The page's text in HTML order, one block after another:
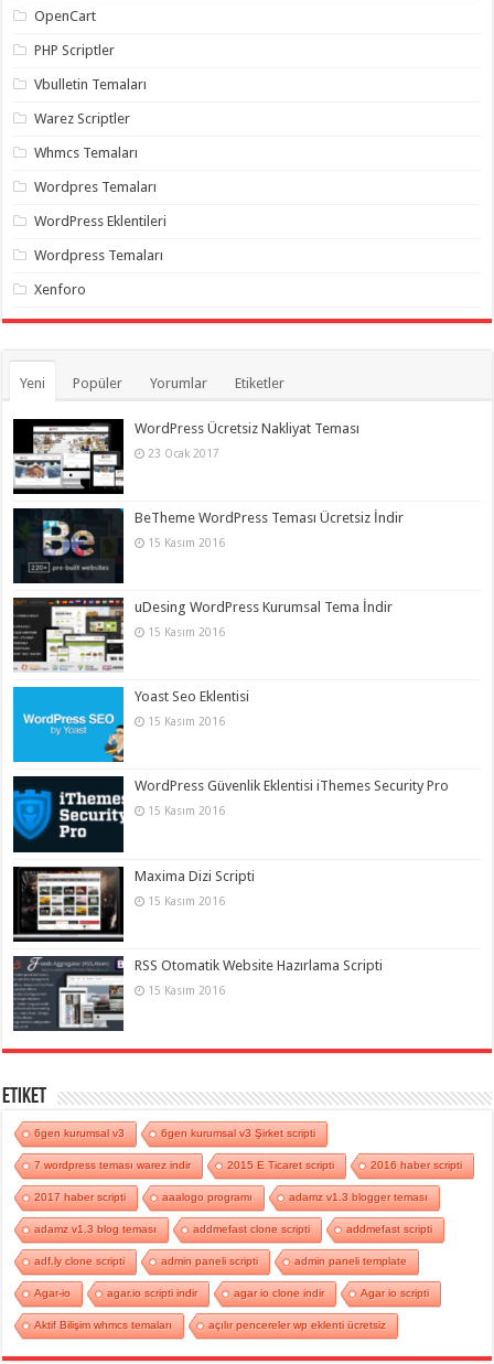
gaziantep
gaziantep
twitter
hilesi ,
takipçi
instagram
hilesi ,
OpenCart
PHP Scriptler
Vbulletin Temaları
Warez Scriptler
Whmcs Temaları
Wordpres Temaları
WordPress Eklentileri
Wordpress Temaları
Xenforo
Yeni Popüler Yorumlar Etiketler
WordPress Ücretsiz Nakliyat Teması
23 Ocak 2017
BeTheme WordPress Teması Ücretsiz İndir
15 Kasım 2016
uDesing WordPress Kurumsal Tema İndir
15 Kasım 2016
Yoast Seo Eklentisi
15 Kasım 2016
WordPress Güvenlik Eklentisi iThemes Security Pro
15 Kasım 2016
Maxima Dizi Scripti
15 Kasım 2016
RSS Otomatik Website Hazırlama Scripti
15 Kasım 2016
Etiket
6gen kurumsal v3 6gen kurumsal v3 Şirket scripti
7 wordpress teması warez indir 2015 E Ticaret scripti 2016 haber scripti
2017 haber scripti aaalogo programı adamz v1.3 blogger teması
adamz v1.3 blog teması addmefast clone scripti addmefast scripti
adf.ly clone scripti admin paneli scripti admin paneli template
Agar-io agar.io scripti indir agar io clone indir Agar io scripti
Aktif Bilişim whmcs temaları açılır pencereler wp eklenti ücretsiz